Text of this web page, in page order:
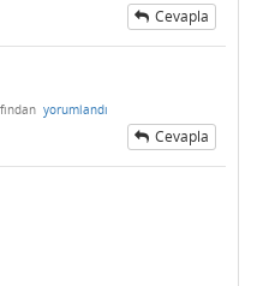
Cevapla
yorumlandı
Cevapla